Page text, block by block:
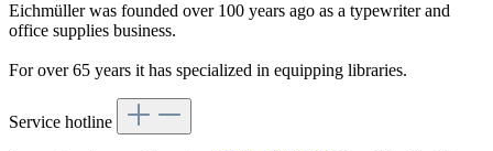
Eichmüller was founded over 100 years ago as a typewriter and
office supplies business.
For over 65 years it has specialized in equipping libraries.
Service hotline